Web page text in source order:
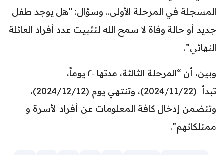
المسجلة في المرحلة الأولى.. وسؤال: “هل يوجد طفل
جديد أو حالة وفاة لا سمح الله لتثبيت عدد أفراد العائلة
النهائي”.
وبين، أن “المرحلة الثالثة، مدتها ٢٠ يوماً،
تبدأ (2024/11/22)، وتنتهي يوم (2024/12/12)،
وتتضمن إدخال كافة المعلومات عن أفراد الأسرة و
ممتلكاتهم”.